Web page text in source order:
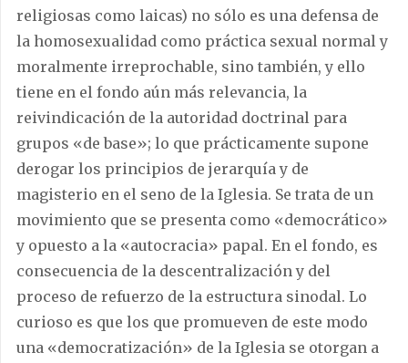
religiosas como laicas) no sólo es una defensa de
la homosexualidad como práctica sexual normal y
moralmente irreprochable, sino también, y ello
tiene en el fondo aún más relevancia, la
reivindicación de la autoridad doctrinal para
grupos «de base»; lo que prácticamente supone
derogar los principios de jerarquía y de
magisterio en el seno de la Iglesia. Se trata de un
movimiento que se presenta como «democrático»
y opuesto a la «autocracia» papal. En el fondo, es
consecuencia de la descentralización y del
proceso de refuerzo de la estructura sinodal. Lo
curioso es que los que promueven de este modo
una «democratización» de la Iglesia se otorgan a